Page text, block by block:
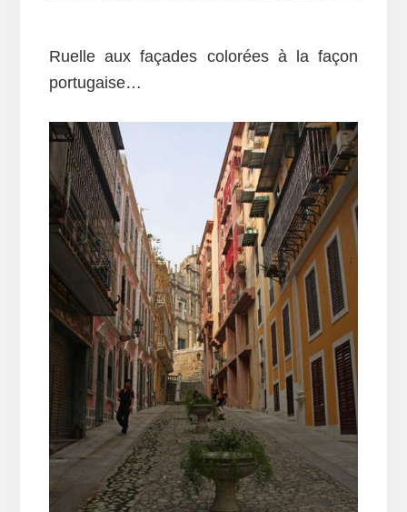
Ruelle aux façades colorées à la façon
portugaise…